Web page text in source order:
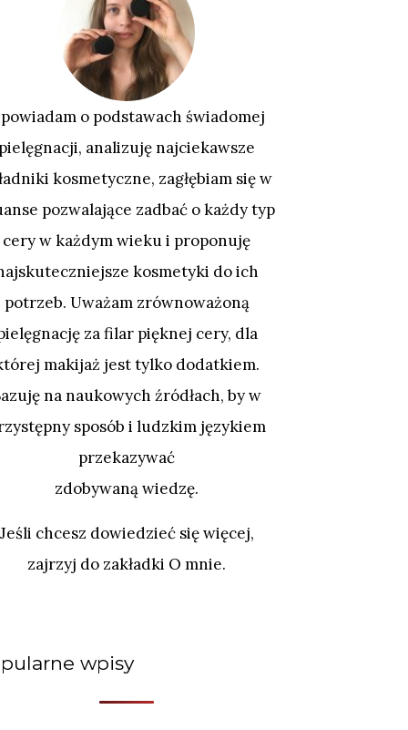
o podstawach świadomej
analizuję najciekawsze
kosmetyczne, zagłębiam się w
pozwalające zadbać o każdy typ
cery w każdym wieku i proponuję
kosmetyki do ich
potrzeb. Uważam zrównoważoną
za filar pięknej cery, dla
makijaż jest tylko dodatkiem.
na naukowych źródłach, by w
sposób i ludzkim językiem
przekazywać
zdobywaną wiedzę.
Jeśli chcesz dowiedzieć się więcej,
zajrzyj do zakładki O mnie.
wpisy